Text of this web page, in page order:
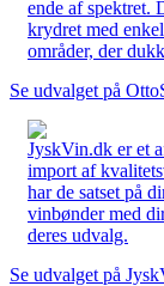
ende af spektret.
krydret med
områder, der
Se udvalget på
JyskVin.dk er et
import af
har de satset på
vinbønder med
deres udvalg.
Se udvalget på